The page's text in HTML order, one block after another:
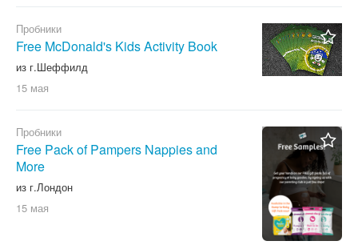
Пробники
Free McDonald's Kids Activity Book
из г.Шеффилд
15 мая
Пробники
Free Pack of Pampers Nappies and
More
из г.Лондон
15 мая